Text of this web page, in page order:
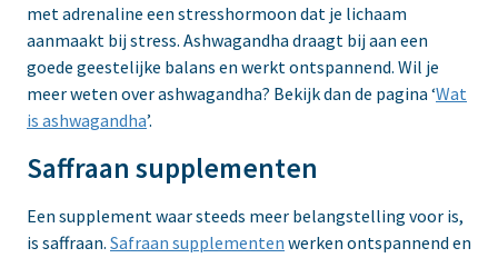
met adrenaline een stresshormoon dat je lichaam
aanmaakt bij stress. Ashwagandha draagt bij aan een
goede geestelijke balans en werkt ontspannend. Wil je
meer weten over ashwagandha? Bekijk dan de pagina ‘Wat
is ashwagandha’.
Saffraan supplementen
Een supplement waar steeds meer belangstelling voor is,
is saffraan. Safraan supplementen werken ontspannend en